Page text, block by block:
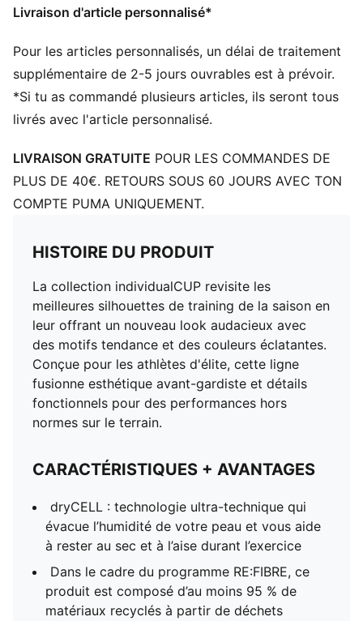
Longueur : Régulière
Détails brandés PUMA
Livraison d'article personnalisé*
Pour les articles personnalisés, un délai de traitement
supplémentaire de 2-5 jours ouvrables est à prévoir.
*Si tu as commandé plusieurs articles, ils seront tous
livrés avec l'article personnalisé.
LIVRAISON GRATUITE POUR LES COMMANDES DE
PLUS DE 40€. RETOURS SOUS 60 JOURS AVEC TON
COMPTE PUMA UNIQUEMENT.
HISTOIRE DU PRODUIT
La collection individualCUP revisite les
meilleures silhouettes de training de la saison en
leur offrant un nouveau look audacieux avec
des motifs tendance et des couleurs éclatantes.
Conçue pour les athlètes d'élite, cette ligne
fusionne esthétique avant-gardiste et détails
fonctionnels pour des performances hors
normes sur le terrain.
CARACTÉRISTIQUES + AVANTAGES
dryCELL : technologie ultra-technique qui
évacue l’humidité de votre peau et vous aide
à rester au sec et à l’aise durant l’exercice
Dans le cadre du programme RE:FIBRE, ce
produit est composé d’au moins 95 % de
matériaux recyclés à partir de déchets